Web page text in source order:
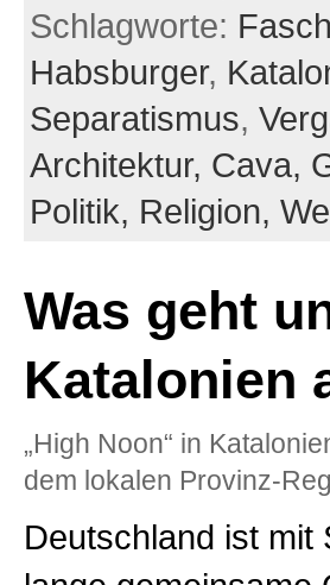
Schlagworte:
Habsburger,
Separatismus,
Architektur, Cava,
Politik, Religion,
Was geht
Katalonien
„High Noon“ in
dem lokalen Provinz-
Deutschland ist mit